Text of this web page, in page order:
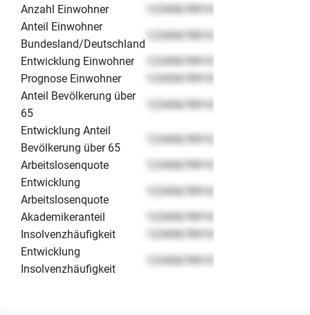
Anzahl Einwohner
12345678910
Anteil Einwohner
Bundesland/Deutschland
12345678910
Entwicklung Einwohner
12345678910
Prognose Einwohner
12345678910
Anteil Bevölkerung über
65
12345678910
Entwicklung Anteil
Bevölkerung über 65
12345678910
Arbeitslosenquote
12345678910
Entwicklung
Arbeitslosenquote
12345678910
Akademikeranteil
12345678910
Insolvenzhäufigkeit
12345678910
Entwicklung
Insolvenzhäufigkeit
12345678910